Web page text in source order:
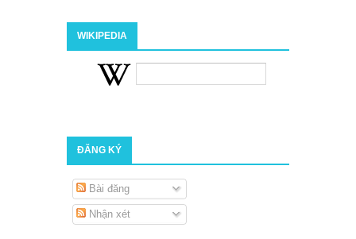
WIKIPEDIA
ĐĂNG KÝ
Bài đăng
Nhận xét